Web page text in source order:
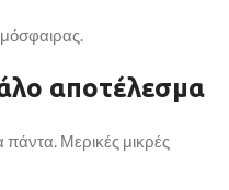
αποτέλεσμα
πάντα. Μερικές μικρές